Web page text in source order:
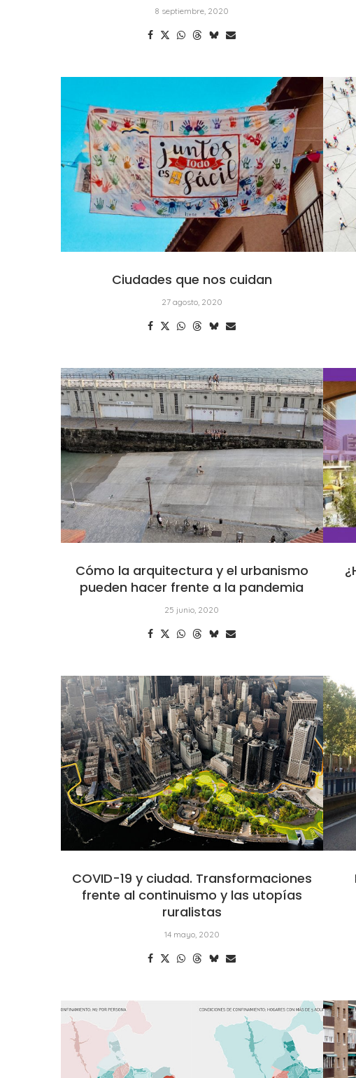
8 septiembre, 2020
Ciudades que nos cuidan
27 agosto, 2020
Cómo la arquitectura y el urbanismo
pueden hacer frente a la pandemia
25 junio, 2020
COVID-19 y ciudad. Transformaciones
frente al continuismo y las utopías
ruralistas
14 mayo, 2020